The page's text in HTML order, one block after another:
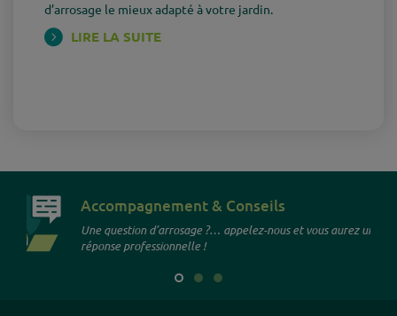
d’arrosage le mieux adapté à votre jardin.
LIRE LA SUITE
Accompagnement & Conseils
Une question d’arrosage ?… appelez-nous et vous aurez une
réponse professionnelle !